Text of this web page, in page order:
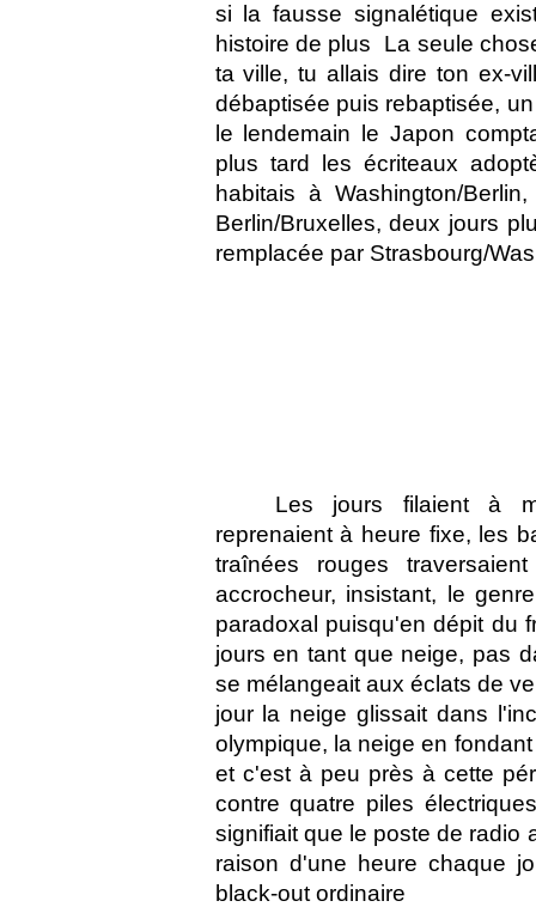
si la fausse signalétique
histoire de plus  La seule
ta ville, tu allais dire ton ex-
débaptisée puis rebaptisée,
le lendemain le Japon
plus tard les écriteaux
habitais à Washington/
Berlin/Bruxelles, deux jours
remplacée par Strasbourg/
Les jours filaient à
reprenaient à heure fixe, les
traînées rouges
accrocheur, insistant, le
paradoxal puisqu'en dépit du
jours en tant que neige, pas
se mélangeait aux éclats de
jour la neige glissait dans
olympique, la neige en
et c'est à peu près à cette
contre quatre piles
signifiait que le poste de radio
raison d'une heure chaque
black-out ordinaire 